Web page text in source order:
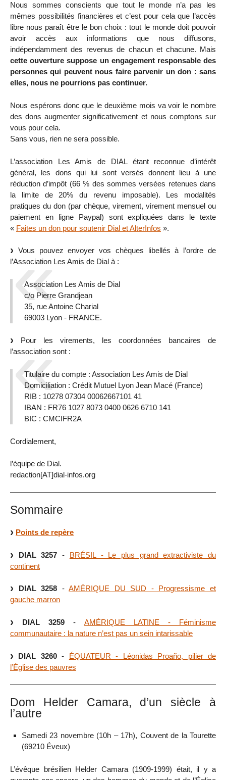
Nous sommes conscients que tout le monde n’a pas les
mêmes possibilités financières et c’est pour cela que l’accès
libre nous paraît être le bon choix : tout le monde doit pouvoir
avoir accès aux informations que nous diffusons,
indépendamment des revenus de chacun et chacune. Mais
cette ouverture suppose un engagement responsable des
personnes qui peuvent nous faire parvenir un don : sans
elles, nous ne pourrions pas continuer.
Nous espérons donc que le deuxième mois va voir le nombre
des dons augmenter significativement et nous comptons sur
vous pour cela.
Sans vous, rien ne sera possible.
L’association Les Amis de DIAL étant reconnue d’intérêt
général, les dons qui lui sont versés donnent lieu à une
réduction d’impôt (66 % des sommes versées retenues dans
la limite de 20% du revenu imposable). Les modalités
pratiques du don (par chèque, virement, virement mensuel ou
paiement en ligne Paypal) sont expliquées dans le texte
« Faites un don pour soutenir Dial et AlterInfos ».
Vous pouvez envoyer vos chèques libellés à l’ordre de
l’Association Les Amis de Dial à :
Association Les Amis de Dial
c/o Pierre Grandjean
35, rue Antoine Charial
69003 Lyon - FRANCE.
Pour les virements, les coordonnées bancaires de
l’association sont :
Titulaire du compte : Association Les Amis de Dial
Domiciliation : Crédit Mutuel Lyon Jean Macé (France)
RIB : 10278 07304 00062667101 41
IBAN : FR76 1027 8073 0400 0626 6710 141
BIC : CMCIFR2A
Cordialement,
l’équipe de Dial.
redaction[AT]dial-infos.org
Sommaire
Points de repère
DIAL 3257 - BRÉSIL - Le plus grand extractiviste du
continent
DIAL 3258 -AMÉRIQUE DU SUD - Progressisme et
gauche marron
DIAL 3259 - AMÉRIQUE LATINE - Féminisme
communautaire : la nature n’est pas un sein intarissable
DIAL 3260- ÉQUATEUR - Léonidas Proaño, pilier de
l’Église des pauvres
Dom Helder Camara, d’un siècle à
l’autre
Samedi 23 novembre (10h – 17h), Couvent de la Tourette
(69210 Éveux)
L’évêque brésilien Helder Camara (1909-1999) était, il y a